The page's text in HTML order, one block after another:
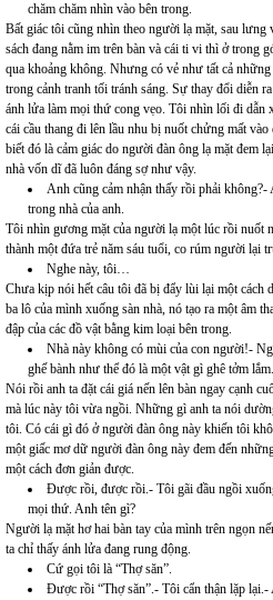
chăm chăm nhìn vào bên trong.
Bất giác tôi cũng nhìn theo người lạ mặt, sau lưng
sách đang nằm im trên bàn và cái ti vi thì ở trong
qua khoảng không. Nhưng có vẻ như tất cả
trong cảnh tranh tối tránh sáng. Sự thay đổi diễn
ánh lửa làm mọi thứ cong vẹo. Tôi nhìn lối đi dẫn
cái cầu thang đi lên lầu nhu bị nuốt chửng mất
biết đó là cảm giác do người đàn ông lạ mặt đem
nhà vốn dĩ đã luôn đáng sợ như vậy.
Anh cũng cảm nhận thấy rồi phải
trong nhà của anh.
Tôi nhìn gương mặt của người lạ một lúc rồi nuốt
thành một đứa trẻ năm sáu tuổi, co rúm người lại
Nghe này, tôi…
Chưa kịp nói hết câu tôi đã bị đẩy lùi lại một cách
ba lô của mình xuống sàn nhà, nó tạo ra một âm
đập của các đồ vật bằng kim loại bên trong.
Nhà này không có mùi của con người!-
ghế bành như thể đó là một vật gì ghê tởm
Nói rồi anh ta đặt cái giá nến lên bàn ngay cạnh
mà lúc này tôi vừa ngồi. Những gì anh ta nói
tôi. Có cái gì đó ở người đàn ông này khiến tôi
một giấc mơ dữ người đàn ông này đem đến
một cách đơn giản được.
Được rồi, được rồi.- Tôi gãi đầu ngồi
mọi thứ. Anh tên gì?
Người lạ mặt hơ hai bàn tay của mình trên ngọn
ta chỉ thấy ánh lửa đang rung động.
Cứ gọi tôi là “Thợ săn”.
Được rồi “Thợ săn”.- Tôi cẩn thận lặp lại.-